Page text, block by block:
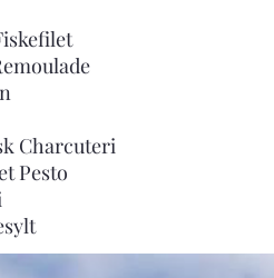
Charcuteri
Pesto